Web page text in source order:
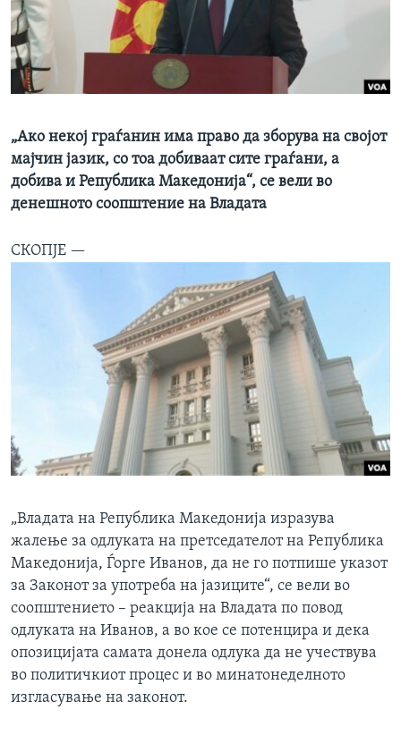
ИНТЕРВЈУА
Јазици
„Ако некој граѓанин има право да зборува на својот
мајчин јазик, со тоа добиваат сите граѓани, а
добива и Република Македонија“, се вели во
денешното соопштение на Владата
СКОПЈЕ —
„Владата на Република Македонија изразува
жалење за одлуката на претседателот на Република
Македонија, Ѓорге Иванов, да не го потпише указот
за Законот за употреба на јазиците“, се вели во
соопштението – реакција на Владата по повод
одлуката на Иванов, а во кое се потенцира и дека
опозицијата самата донела одлука да не учествува
во политичкиот процес и во минатонеделното
изгласување на законот.